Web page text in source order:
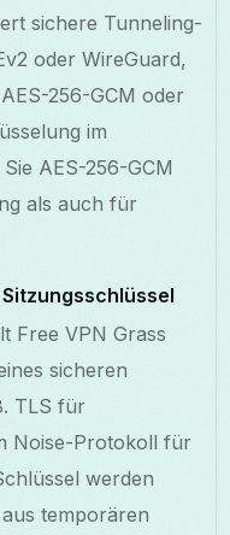
sichere Tunneling-
oder WireGuard,
256-GCM oder
im
AES-256-GCM
als auch für
Free VPN Grass
sicheren
TLS für
Noise-Protokoll für
werden
temporären